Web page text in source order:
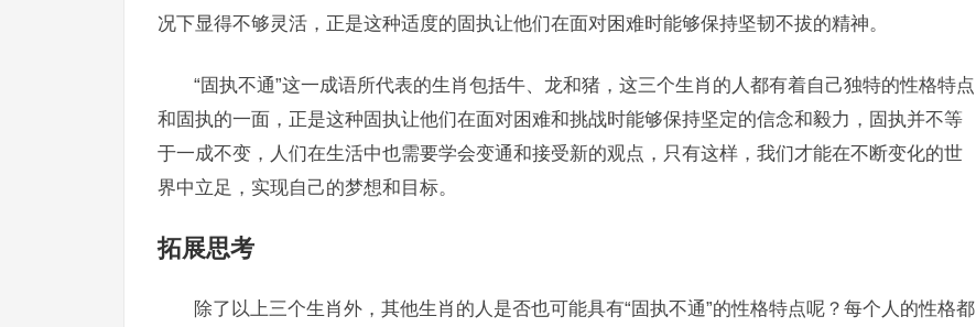
况下显得不够灵活，正是这种适度的固执让他们在面对困难时能够保持坚韧不拔的精神。
“固执不通”这一成语所代表的生肖包括牛、龙和猪，这三个生肖的人都有着自己独特的性格特点
和固执的一面，正是这种固执让他们在面对困难和挑战时能够保持坚定的信念和毅力，固执并不等
于一成不变，人们在生活中也需要学会变通和接受新的观点，只有这样，我们才能在不断变化的世
界中立足，实现自己的梦想和目标。
拓展思考
除了以上三个生肖外，其他生肖的人是否也可能具有“固执不通”的性格特点呢？每个人的性格都